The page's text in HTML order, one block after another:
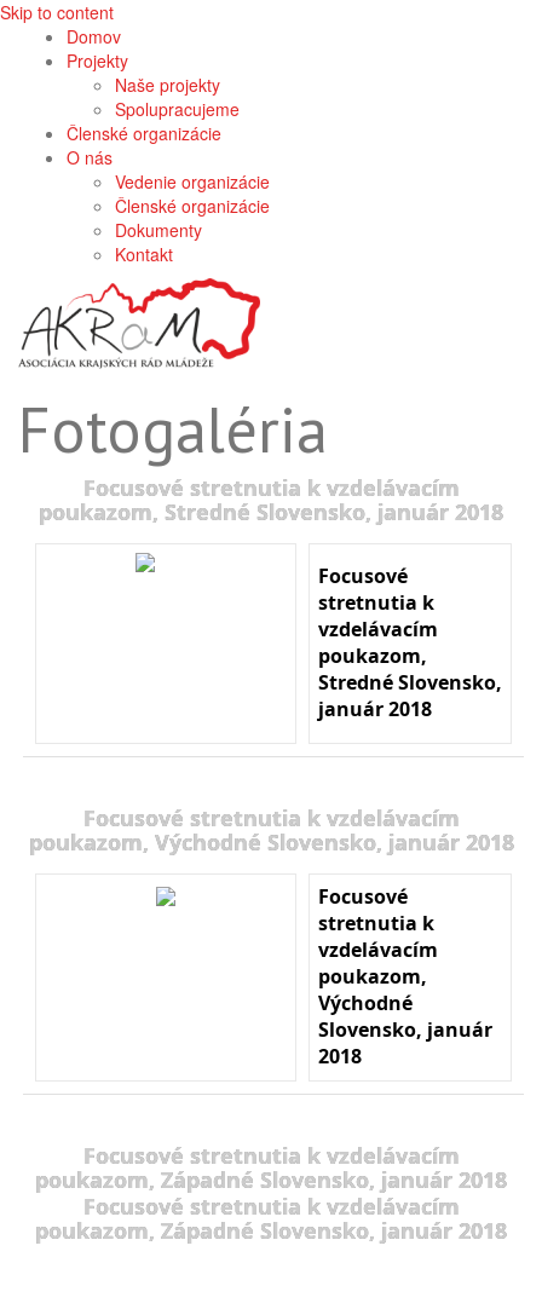
Skip to content
Domov
Projekty
Naše projekty
Spolupracujeme
Členské organizácie
O nás
Vedenie organizácie
Členské organizácie
Dokumenty
Kontakt
Fotogaléria
Focusové stretnutia k vzdelávacím
poukazom, Stredné Slovensko, január 2018
Focusové
stretnutia k
vzdelávacím
poukazom,
Stredné Slovensko,
január 2018
Focusové stretnutia k vzdelávacím
poukazom, Východné Slovensko, január 2018
Focusové
stretnutia k
vzdelávacím
poukazom,
Východné
Slovensko, január
2018
Focusové stretnutia k vzdelávacím
poukazom, Západné Slovensko, január 2018
Focusové stretnutia k vzdelávacím
poukazom, Západné Slovensko, január 2018